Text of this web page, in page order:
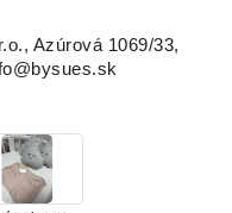
Azúrová 1069/33,